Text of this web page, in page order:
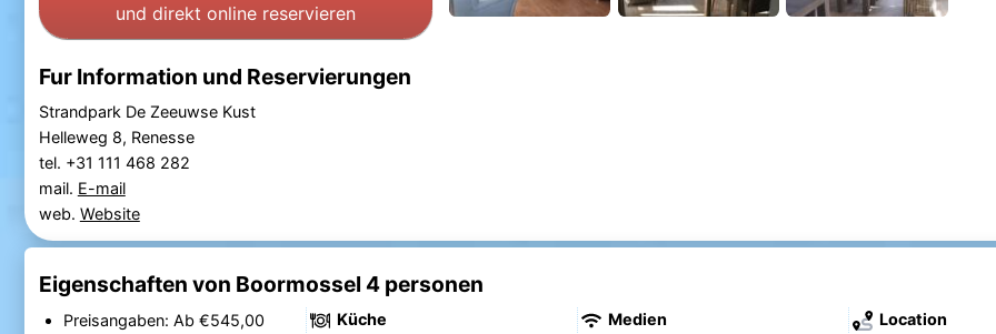
und direkt online reservieren
Fur Information und Reservierungen
Strandpark De Zeeuwse Kust
Helleweg 8, Renesse
tel. +31 111 468 282
mail. E-mail
web. Website
Eigenschaften von Boormossel 4 personen
Preisangaben: Ab €545,00
Küche
Medien
Location